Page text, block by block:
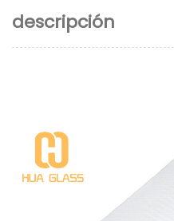
descripción